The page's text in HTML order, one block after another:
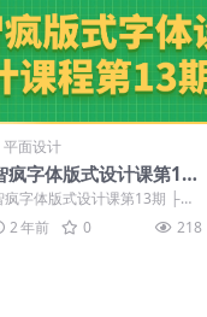
平面设计
疯字体版式设计课第13
疯字体版式设计课第13期 ├─
程素材 ├──10、【第1课】
体设计初阶_...
2 年前 0 218